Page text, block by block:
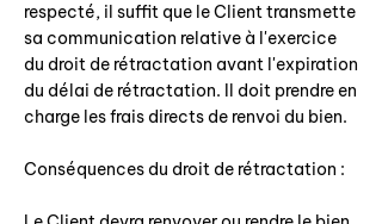
respecté, il suffit que le Client transmette
sa communication relative à l'exercice
du droit de rétractation avant l'expiration
du délai de rétractation. Il doit prendre en
charge les frais directs de renvoi du bien.
Conséquences du droit de rétractation :